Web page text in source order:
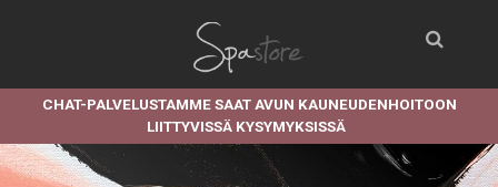
CHAT-PALVELUSTAMME SAAT AVUN KAUNEUDENHOITOON
LIITTYVISSÄ KYSYMYKSISSÄ